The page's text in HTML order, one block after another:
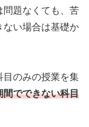
問題なくても、苦
ない場合は基礎か
目のみの授業を集
間でできない科目